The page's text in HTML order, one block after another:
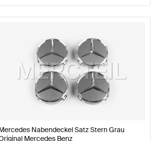
Nabendeckel Satz Stern Grau
Mercedes Benz